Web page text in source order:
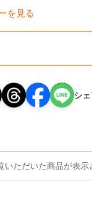
を見る
シ
いただいた商品が表示